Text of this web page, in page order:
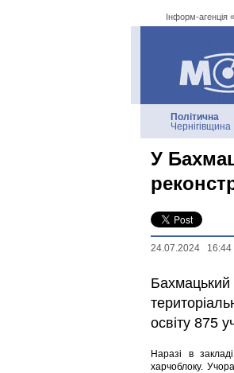
Інформ-агенція
Інформ-
Політична
Чернігівщина
У
24.07.2024 16:44
Бахмацький
освіту 875
Наразі в
харчоблоку.